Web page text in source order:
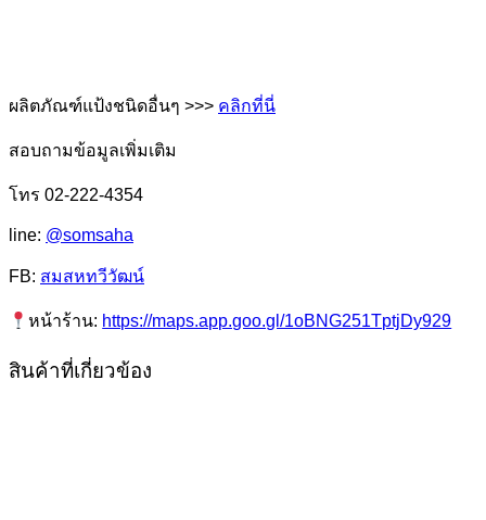
ผลิตภัณฑ์แป้งชนิดอื่นๆ >>> คลิกที่นี่
สอบถามข้อมูลเพิ่มเติม
โทร 02-222-4354
line: @somsaha
FB: สมสหทวีวัฒน์
หน้าร้าน: https://maps.app.goo.gl/1oBNG251TptjDy929
สินค้าที่เกี่ยวข้อง